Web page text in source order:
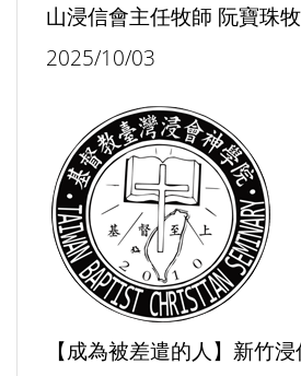
山浸信會主任牧師 阮寶珠
2025/10/03
【成為被差遣的人】新竹